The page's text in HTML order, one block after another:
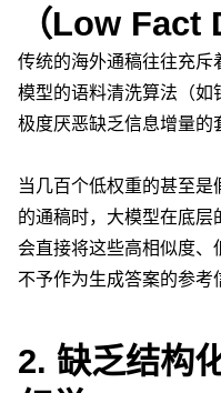
（Low Fact
传统的海外通稿往往充斥
模型的语料清洗算法（如
极度厌恶缺乏信息增量的
当几百个低权重的甚至是
的通稿时，大模型在底层
会直接将这些高相似度、
不予作为生成答案的参考
2. 缺乏结构